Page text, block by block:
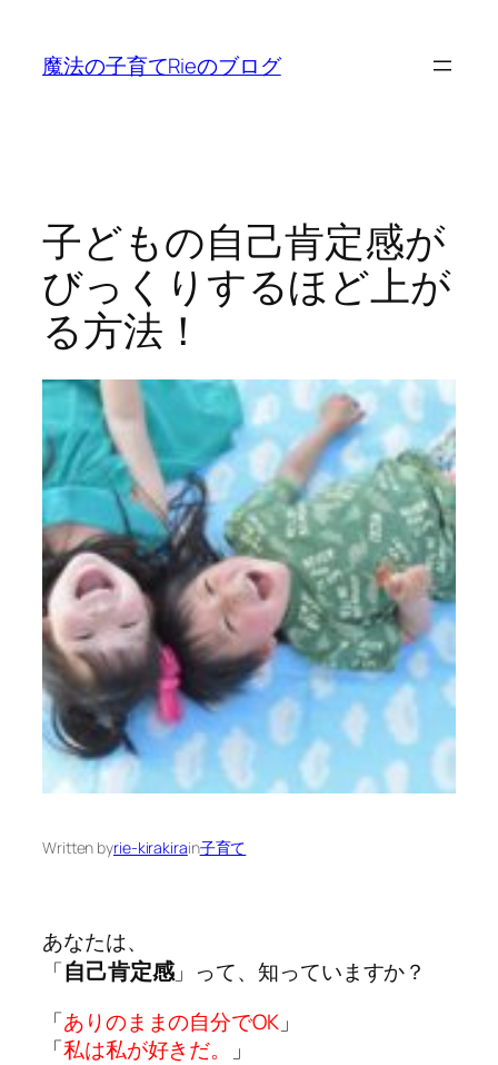
魔法の子育てRieのブログ
子どもの自己肯定感が
びっくりするほど上が
る方法！
Written byrie-kirakirain子育て
あなたは、
「自己肯定感」って、知っていますか？
「ありのままの自分でOK」
「私は私が好きだ。
」